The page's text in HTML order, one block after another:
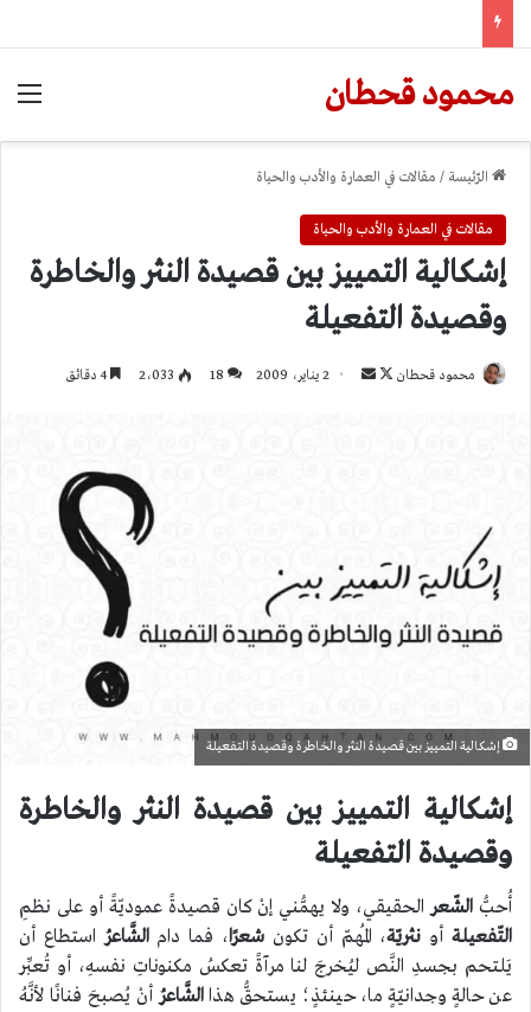
محمود قحطان
الرّئيسة / مقالات في العمارة والأدب والحياة
مقالات في العمارة والأدب والحياة
إشكالية التمييز بين قصيدة النثر والخاطرة
وقصيدة التفعيلة
محمود قحطان
تابعأرسل
2 يناير، 2009 18 2٬033
إشكالية التمييز بين قصيدة النثر والخاطرة وقصيدة التفعيلة
إشكالية التمييز بين قصيدة النثر والخاطرة
وقصيدة التفعيلة
أُحبُّ الشّعر الحقيقي، ولا يهمُّني إنْ كان قصيدةً عموديّةً أو على نظمِ
التّفعيلةأو نثريّة، المُهمّ أن تكون شعرًا، فما دامالشَّاعرُ استطاع أن
يَلتحم بجسدِ النَّص ليُخرجَ لنا مرآةً تعكسُ مكنوناتِ نفسهِ، أو تُعبِّر
عن حالةٍ وجدانيّةٍ ما، حينئذٍ؛ يستحقُّ هذا الشَّاعرُ أنْ يُصبحَ فنانًا لأنَّهُ